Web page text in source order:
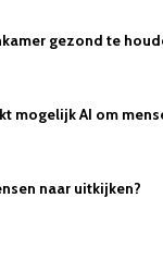
gezond te
mogelijk AI om
naar uitkijken?